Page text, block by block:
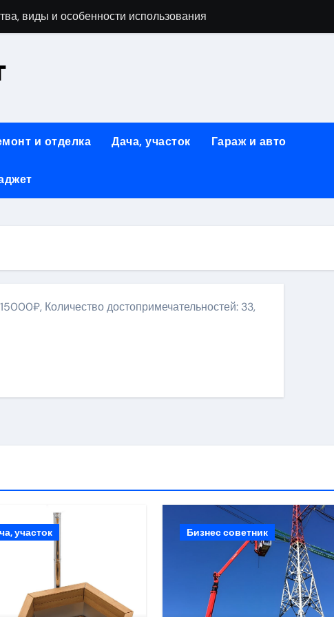
виды и особенности использования
помощник при ремонтных работах
к Успешному Реализации Ваших Идей
и практичность
и отделка Дача, участок Гараж и авто
Количество достопримечательностей: 33,
участок Бизнес советник